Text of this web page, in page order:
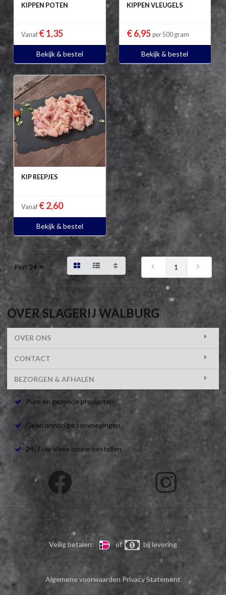
KIPPEN POTEN
Vanaf € 1,35
Bekijk & bestel
KIPPEN VLEUGELS
€ 6,95 per 500 gram
Bekijk & bestel
KIP REEPJES
Vanaf € 2,60
Bekijk & bestel
Per: 24 1
OVER SLAGERIJ WALBURG
OVER ONS
CONTACT
BEZORGEN & AFHALEN
Pure en gezonde producten
Geen onnodige toevoegingen
24/7 uw vlees online bestellen
Veilig betalen: of bij levering
Algemene voorwaarden Privacy Statement